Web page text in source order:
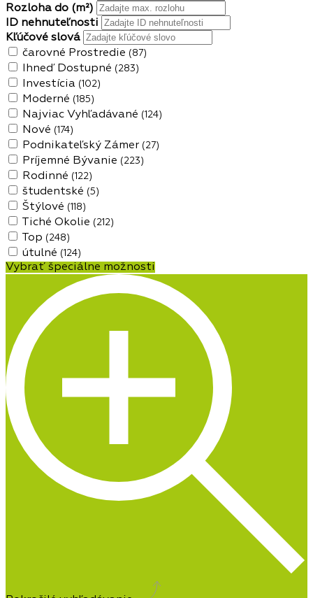
Rozloha do (m²)
ID nehnuteľnosti
Kľúčové slová
čarovné Prostredie (87)
Ihneď Dostupné (283)
Investícia (102)
Moderné (185)
Najviac Vyhľadávané (124)
Nové (174)
Podnikateľský Zámer (27)
Príjemné Bývanie (223)
Rodinné (122)
študentské (5)
Štýlové (118)
Tiché Okolie (212)
Top (248)
útulné (124)
Vybrať špeciálne možnosti